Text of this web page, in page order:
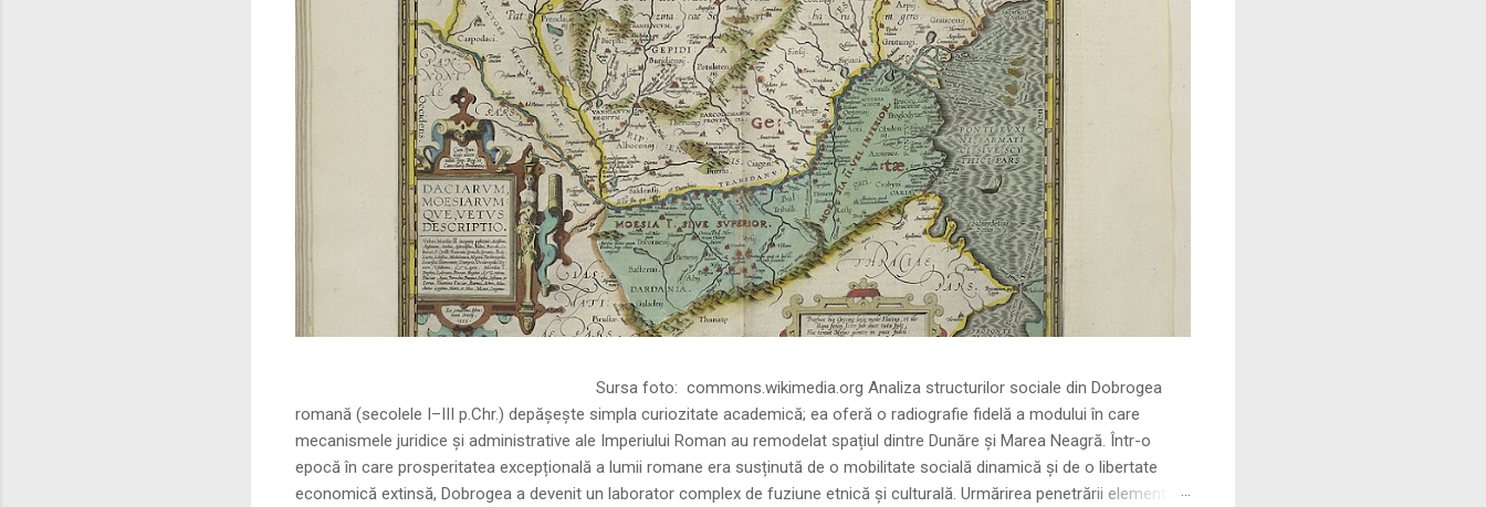
Sursa foto: commons.wikimedia.org Analiza structurilor sociale din Dobrogea
romană (secolele I–III p.Chr.) depășește simpla curiozitate academică; ea oferă o radiografie fidelă a modului în care
mecanismele juridice și administrative ale Imperiului Roman au remodelat spațiul dintre Dunăre și Marea Neagră. Într-o
epocă în care prosperitatea excepțională a lumii romane era susținută de o mobilitate socială dinamică și de o libertate
economică extinsă, Dobrogea a devenit un laborator complex de fuziune etnică și culturală. Urmărirea penetrării elementului